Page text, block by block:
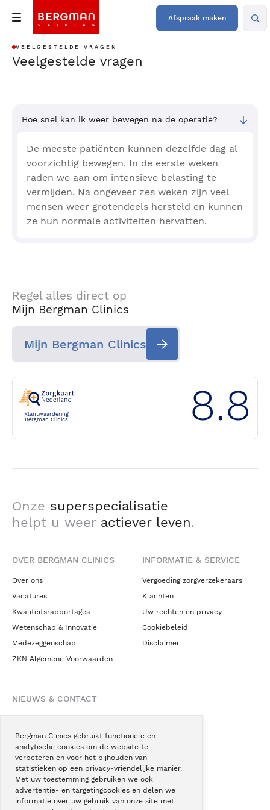
Bergman Clinics gebruikt functionele en
analytische cookies om de website te
verbeteren en voor het bijhouden van
statistieken op een privacy-vriendelijke manier.
Met uw toestemming gebruiken we ook
advertentie- en targetingcookies en delen we
informatie over uw gebruik van onze site met
Afspraak maken
VEELGESTELDE VRAGEN
Veelgestelde vragen
Hoe snel kan ik weer bewegen na de operatie?
De meeste patiënten kunnen dezelfde dag al
voorzichtig bewegen. In de eerste weken
raden we aan om intensieve belasting te
vermijden. Na ongeveer zes weken zijn veel
mensen weer grotendeels hersteld en kunnen
ze hun normale activiteiten hervatten.
Regel alles direct op
Mijn Bergman Clinics
Mijn Bergman Clinics
Klantwaardering
Bergman Clinics
8.8
Onze superspecialisatie
helpt u weer actiever leven.
OVER BERGMAN CLINICS
Over ons
Vacatures
Kwaliteitsrapportages
Wetenschap & Innovatie
Medezeggenschap
ZKN Algemene Voorwaarden
INFORMATIE & SERVICE
Vergoeding zorgverzekeraars
Klachten
Uw rechten en privacy
Cookiebeleid
Disclaimer
NIEUWS & CONTACT
Blogs
Podcast
Pressroom
Instagram
Facebook